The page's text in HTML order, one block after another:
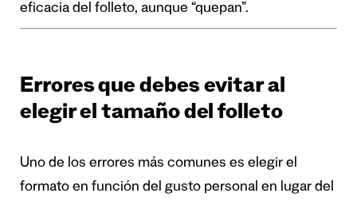
eficacia del folleto, aunque “quepan”.
Errores que debes evitar al
elegir el tamaño del folleto
Uno de los errores más comunes es elegir el
formato en función del gusto personal en lugar del